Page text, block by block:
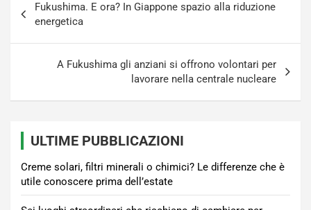
articoli
Fukushima. E ora? In Giappone spazio alla riduzione
energetica
A Fukushima gli anziani si offrono volontari per
lavorare nella centrale nucleare
ULTIME PUBBLICAZIONI
Creme solari, filtri minerali o chimici? Le differenze che è
utile conoscere prima dell’estate